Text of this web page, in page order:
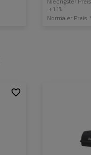
+11%
Normaler Preis: